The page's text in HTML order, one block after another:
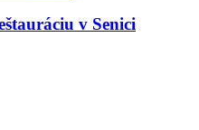
v Senici